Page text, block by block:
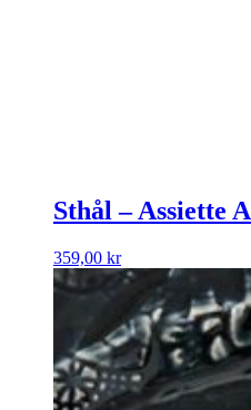
Sthål – Assiette
359,00 kr